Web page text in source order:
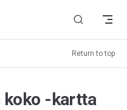
Return to top
koko -kartta